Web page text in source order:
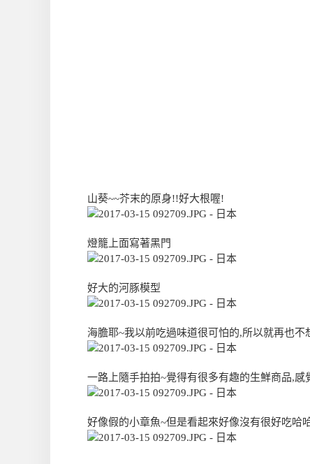
山葵~~芥末的原身!!好大根喔!
燈籠上面寫著黑門
好大的河豚模型
海膽耶~我以前吃過味道很可怕的,所以就再也
一路上隨手拍拍~覺得有很多有趣的生鮮商品,感
好像假的小章魚~但是看起來好像沒有很好吃哈